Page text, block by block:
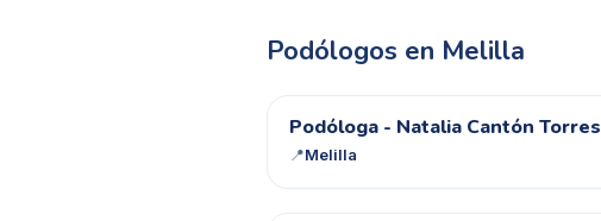
Podólogos en Melilla
P-
Podóloga - Natalia Cantón Torres
📍Melilla